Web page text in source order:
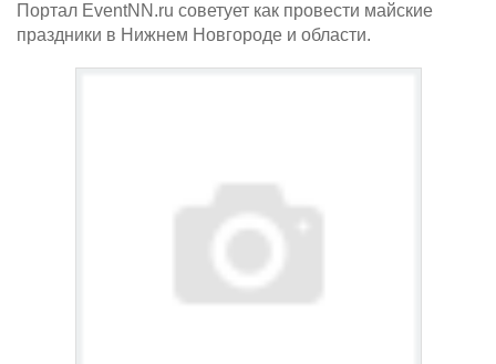
Портал EventNN.ru советует как провести майские
праздники в Нижнем Новгороде и области.